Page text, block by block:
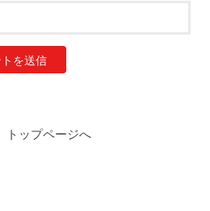
トップページへ